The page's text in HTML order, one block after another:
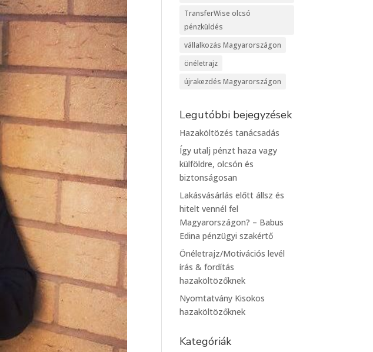
TransferWise olcsó
pénzküldés
vállalkozás Magyarországon
önéletrajz
újrakezdés Magyarországon
Legutóbbi bejegyzések
Hazaköltözés tanácsadás
Így utalj pénzt haza vagy
külföldre, olcsón és
biztonságosan
Lakásvásárlás előtt állsz és
hitelt vennél fel
Magyarországon? – Babus
Edina pénzügyi szakértő
Önéletrajz/Motivációs levél
írás & fordítás
hazaköltözőknek
Nyomtatvány Kisokos
hazaköltözőknek
Kategóriák